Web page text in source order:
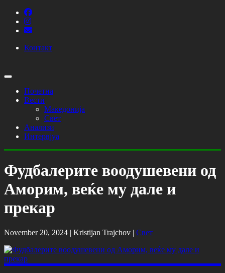
Контакт
Почетна
Вести
Македонија
Свет
Анализи
Интервјуа
Фудбалерите воодушевени од
Аморим, веќе му дале и
прекар
November 20, 2024 | Kristijan Trajchov | Свет